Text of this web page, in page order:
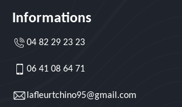
Informations
04 82 29 23 23
06 41 08 64 71
lafleurtchino95@gmail.com